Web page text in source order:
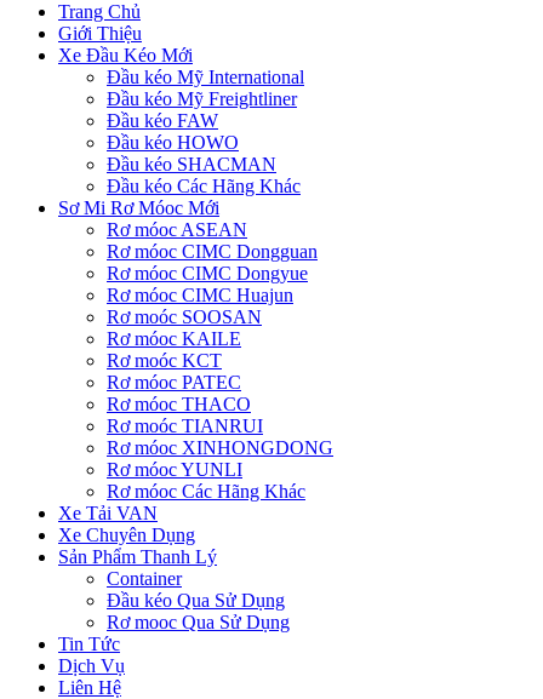
Trang Chủ
Giới Thiệu
Xe Đầu Kéo Mới
Đầu kéo Mỹ International
Đầu kéo Mỹ Freightliner
Đầu kéo FAW
Đầu kéo HOWO
Đầu kéo SHACMAN
Đầu kéo Các Hãng Khác
Sơ Mi Rơ Móoc Mới
Rơ móoc ASEAN
Rơ móoc CIMC Dongguan
Rơ móoc CIMC Dongyue
Rơ móoc CIMC Huajun
Rơ moóc SOOSAN
Rơ móoc KAILE
Rơ moóc KCT
Rơ móoc PATEC
Rơ móoc THACO
Rơ moóc TIANRUI
Rơ móoc XINHONGDONG
Rơ móoc YUNLI
Rơ móoc Các Hãng Khác
Xe Tải VAN
Xe Chuyên Dụng
Sản Phẩm Thanh Lý
Container
Đầu kéo Qua Sử Dụng
Rơ mooc Qua Sử Dụng
Tin Tức
Dịch Vụ
Liên Hệ